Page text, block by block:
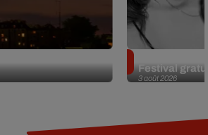
3 août 2026
Festival